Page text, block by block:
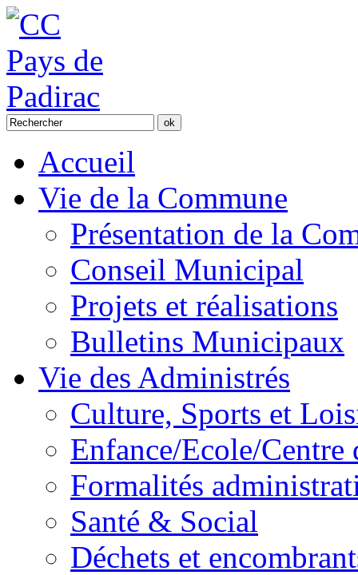
Accueil
Vie de la Commune
Présentation de la
Conseil Municipal
Projets et réalisations
Bulletins Municipaux
Vie des Administrés
Culture, Sports et
Enfance/Ecole/Centre
Formalités
Santé & Social
Déchets et